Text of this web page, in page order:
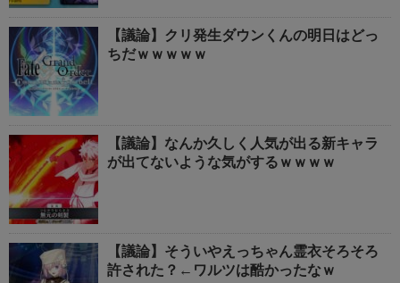
【議論】クリ発生ダウンくんの明日はどっ
ちだｗｗｗｗｗ
【議論】なんか久しく人気が出る新キャラ
が出てないような気がするｗｗｗｗ
【議論】そういやえっちゃん霊衣そろそろ
許された？←ワルツは酷かったなｗ